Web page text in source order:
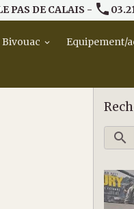
PAS DE CALAIS -
Bivouac
Equipement/